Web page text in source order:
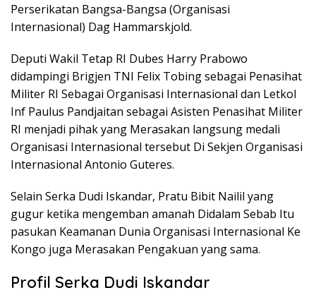
Perserikatan Bangsa-Bangsa (Organisasi
Internasional) Dag Hammarskjold.
Deputi Wakil Tetap RI Dubes Harry Prabowo
didampingi Brigjen TNI Felix Tobing sebagai Penasihat
Militer RI Sebagai Organisasi Internasional dan Letkol
Inf Paulus Pandjaitan sebagai Asisten Penasihat Militer
RI menjadi pihak yang Merasakan langsung medali
Organisasi Internasional tersebut Di Sekjen Organisasi
Internasional Antonio Guteres.
Selain Serka Dudi Iskandar, Pratu Bibit Nailil yang
gugur ketika mengemban amanah Didalam Sebab Itu
pasukan Keamanan Dunia Organisasi Internasional Ke
Kongo juga Merasakan Pengakuan yang sama.
Profil Serka Dudi Iskandar